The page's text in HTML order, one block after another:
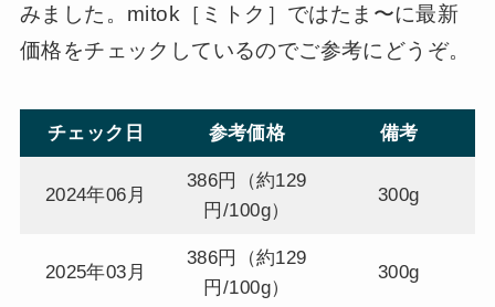
みました。mitok［ミトク］ではたま〜に最新
価格をチェックしているのでご参考にどうぞ。
チェック日 参考価格 備考
2024年06月
386円（約129
円/100g）
300g
2025年03月
386円（約129
円/100g）
300g